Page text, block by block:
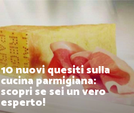
10 nuovi quesiti sulla
cucina parmigiana:
scopri se sei un vero
esperto!